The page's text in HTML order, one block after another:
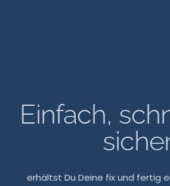
Einfach,
erhältst Du Deine fix und fertig